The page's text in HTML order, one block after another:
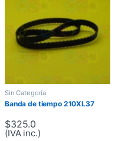
Sin Categoría
Banda de tiempo 210XL37
$325.0
(IVA inc.)